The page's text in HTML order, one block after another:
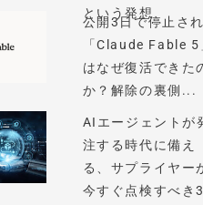
という発想
公開3日で停止さ
「Claude Fable 5
はなぜ復活できた
か？解除の裏側...
AIエージェントが
注する時代に備え
る、サプライヤー
今すぐ点検すべき